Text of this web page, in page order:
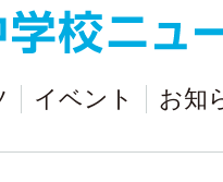
イベント お知